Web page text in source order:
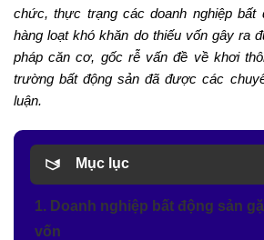
chức, thực trạng các doanh nghiệp bất
hàng loạt khó khăn do thiếu vốn gây ra
pháp căn cơ, gốc rễ vấn đề về khơi
trường bất động sản đã được các
luận.
Mục lục
1. Doanh nghiệp bất động sản
vốn